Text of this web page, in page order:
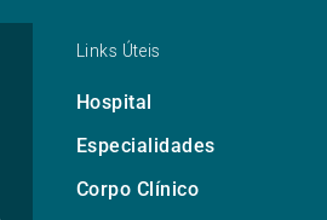
Links Úteis
Hospital
Especialidades
Corpo Clínico